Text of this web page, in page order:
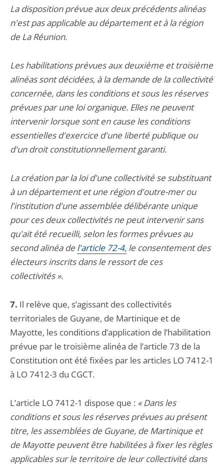
La disposition prévue aux deux précédents alinéas
n'est pas applicable au département et à la région
de La Réunion.
Les habilitations prévues aux deuxième et troisième
alinéas sont décidées, à la demande de la collectivité
concernée, dans les conditions et sous les réserves
prévues par une loi organique. Elles ne peuvent
intervenir lorsque sont en cause les conditions
essentielles d'exercice d'une liberté publique ou
d'un droit constitutionnellement garanti.
La création par la loi d'une collectivité se substituant
à un département et une région d'outre-mer ou
l'institution d'une assemblée délibérante unique
pour ces deux collectivités ne peut intervenir sans
qu'ait été recueilli, selon les formes prévues au
second alinéa de l'article 72-4, le consentement des
électeurs inscrits dans le ressort de ces
collectivités ».
7. Il relève que, s’agissant des collectivités
territoriales de Guyane, de Martinique et de
Mayotte, les conditions d’application de l’habilitation
prévue par le troisième alinéa de l’article 73 de la
Constitution ont été fixées par les articles LO 7412-1
à LO 7412-3 du CGCT.
L’article LO 7412-1 dispose que : « Dans les
conditions et sous les réserves prévues au présent
titre, les assemblées de Guyane, de Martinique et
de Mayotte peuvent être habilitées à fixer les règles
applicables sur le territoire de leur collectivité dans